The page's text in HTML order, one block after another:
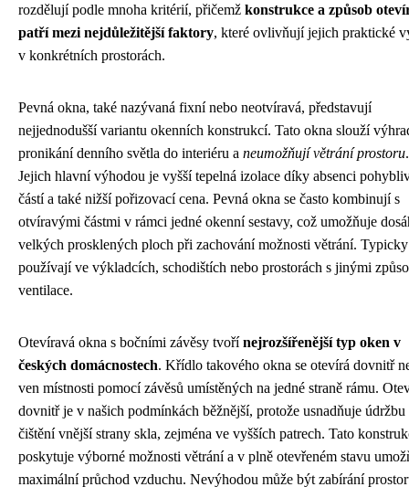
rozdělují podle mnoha kritérií, přičemž konstrukce a způsob
patří mezi nejdůležitější faktory, které ovlivňují jejich praktické
v konkrétních prostorách.
Pevná okna, také nazývaná fixní nebo neotvíravá, představují
nejjednodušší variantu okenních konstrukcí. Tato okna slouží
pronikání denního světla do interiéru a neumožňují větrání prostoru.
Jejich hlavní výhodou je vyšší tepelná izolace díky absenci
částí a také nižší pořizovací cena. Pevná okna se často kombinují s
otvíravými částmi v rámci jedné okenní sestavy, což umožňuje
velkých prosklených ploch při zachování možnosti větrání. Typicky
používají ve výkladcích, schodištích nebo prostorách s jinými
ventilace.
Otevíravá okna s bočními závěsy tvořínejrozšířenější typ oken v
českých domácnostech. Křídlo takového okna se otevírá dovnitř
ven místnosti pomocí závěsů umístěných na jedné straně rámu.
dovnitř je v našich podmínkách běžnější, protože usnadňuje údržbu
čištění vnější strany skla, zejména ve vyšších patrech. Tato
poskytuje výborné možnosti větrání a v plně otevřeném stavu
maximální průchod vzduchu. Nevýhodou může být zabírání